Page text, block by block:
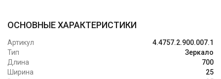
ОСНОВНЫЕ ХАРАКТЕРИСТИКИ
Артикул
4.4757.2.900.007.1
Тип
Зеркало
Длина
700
Ширина
25